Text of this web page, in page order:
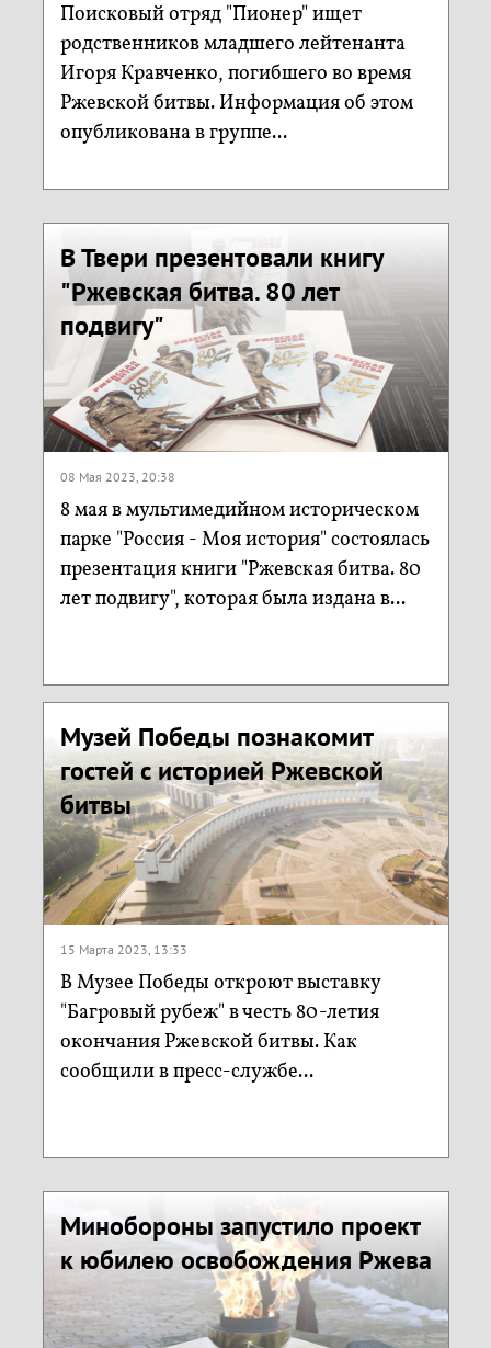
Поисковый отряд "Пионер" ищет
родственников младшего лейтенанта
Игоря Кравченко, погибшего во время
Ржевской битвы. Информация об этом
опубликована в группе...
В Твери презентовали книгу
"Ржевская битва. 80 лет
подвигу"
08 Мая 2023, 20:38
8 мая в мультимедийном историческом
парке "Россия - Моя история" состоялась
презентация книги "Ржевская битва. 80
лет подвигу", которая была издана в...
Музей Победы познакомит
гостей с историей Ржевской
битвы
15 Марта 2023, 13:33
В Музее Победы откроют выставку
"Багровый рубеж" в честь 80-летия
окончания Ржевской битвы. Как
сообщили в пресс-службе...
Минобороны запустило проект
к юбилею освобождения Ржева